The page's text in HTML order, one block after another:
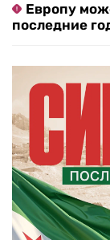
Европу
последние